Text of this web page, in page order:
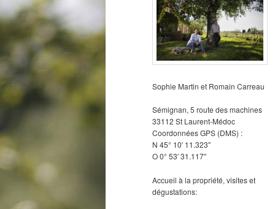
Sophie Martin et Romain Carreau
Sémignan, 5 route des machines
33112 St Laurent-Médoc
Coordonnées GPS (DMS) :
N 45° 10′ 11.323″
O 0° 53′ 31.117″
Accueil à la propriété, visites et
dégustations: